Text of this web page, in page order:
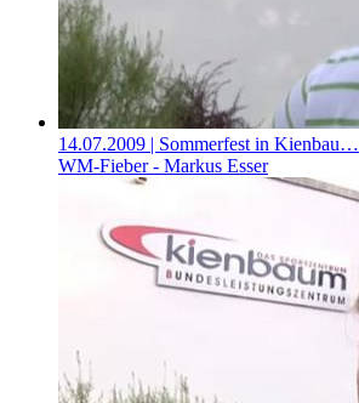
14.07.2009 | Sommerfest in Kienbau…
WM-Fieber - Markus Esser